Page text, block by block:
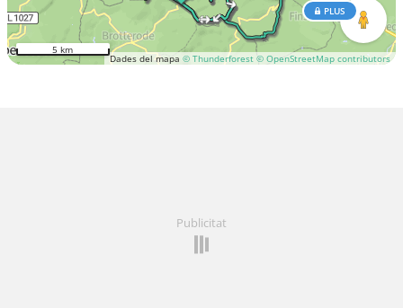
Dades del mapa © Thunderforest © OpenStreetMap contributors
PLUS
5 km
Publicitat